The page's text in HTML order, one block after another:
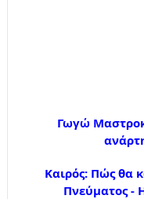
Γωγώ
Καιρός: Πώς θα
Πνεύματος -